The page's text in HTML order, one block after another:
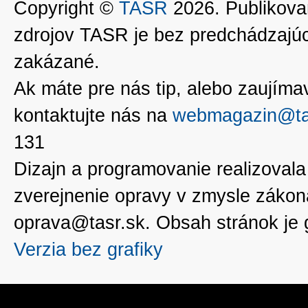
Copyright © TASR 2026.
zdrojov TASR je bez
zakázané.
Ak máte pre nás tip, alebo
kontaktujte nás na
131
Dizajn a programovanie
zverejnenie opravy v zmysle
oprava@tasr.sk. Obsah stránok
Verzia bez grafiky